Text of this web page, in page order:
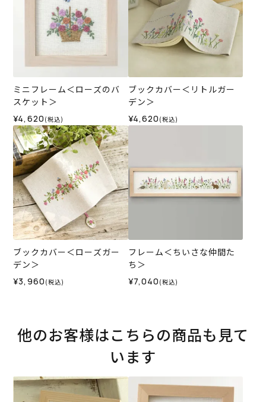
ミニフレーム＜ローズのバ
スケット＞
¥4,620 (税込)
ブックカバー＜リトルガー
デン＞
¥4,620 (税込)
ブックカバー＜ローズガー
デン＞
¥3,960 (税込)
フレーム＜ちいさな仲間た
ち＞
¥7,040 (税込)
他のお客様はこちらの商品も見て
います